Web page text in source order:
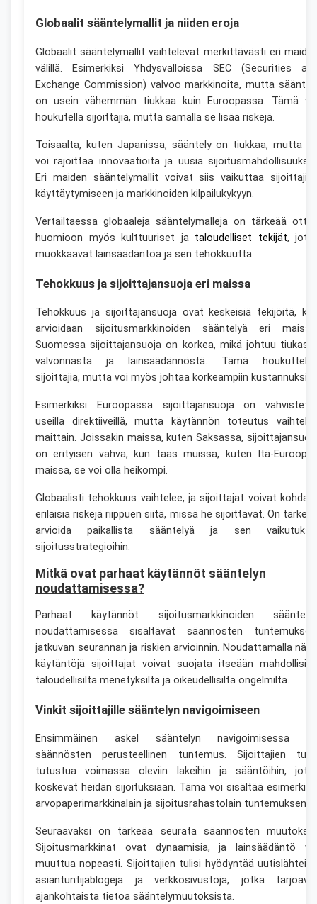
Globaalit sääntelymallit ja niiden eroja
Globaalit sääntelymallit vaihtelevat merkittävästi eri
välillä. Esimerkiksi Yhdysvalloissa SEC (Securities
Exchange Commission) valvoo markkinoita, mutta
on usein vähemmän tiukkaa kuin Euroopassa. Tämä
houkutella sijoittajia, mutta samalla se lisää riskejä.
Toisaalta, kuten Japanissa, sääntely on tiukkaa, mutta
voi rajoittaa innovaatioita ja uusia
Eri maiden sääntelymallit voivat siis vaikuttaa
käyttäytymiseen ja markkinoiden kilpailukykyyn.
Vertailtaessa globaaleja sääntelymalleja on tärkeää
huomioon myös kulttuuriset ja taloudelliset tekijät,
muokkaavat lainsäädäntöä ja sen tehokkuutta.
Tehokkuus ja sijoittajansuoja eri maissa
Tehokkuus ja sijoittajansuoja ovat keskeisiä tekijöitä,
arvioidaan sijoitusmarkkinoiden sääntelyä eri
Suomessa sijoittajansuoja on korkea, mikä johtuu
valvonnasta ja lainsäädännöstä. Tämä
sijoittajia, mutta voi myös johtaa korkeampiin kustannuksiin.
Esimerkiksi Euroopassa sijoittajansuoja on
useilla direktiiveillä, mutta käytännön toteutus
maittain. Joissakin maissa, kuten Saksassa,
on erityisen vahva, kun taas muissa, kuten Itä-
maissa, se voi olla heikompi.
Globaalisti tehokkuus vaihtelee, ja sijoittajat voivat
erilaisia riskejä riippuen siitä, missä he sijoittavat. On
arvioida paikallista sääntelyä ja sen
sijoitusstrategioihin.
Mitkä ovat parhaat käytännöt sääntelyn
noudattamisessa?
Parhaat käytännöt sijoitusmarkkinoiden
noudattamisessa sisältävät säännösten
jatkuvan seurannan ja riskien arvioinnin. Noudattamalla
käytäntöjä sijoittajat voivat suojata itseään
taloudellisilta menetyksiltä ja oikeudellisilta ongelmilta.
Vinkit sijoittajille sääntelyn navigoimiseen
Ensimmäinen askel sääntelyn navigoimisessa
säännösten perusteellinen tuntemus. Sijoittajien
tutustua voimassa oleviin lakeihin ja sääntöihin,
koskevat heidän sijoituksiaan. Tämä voi sisältää
arvopaperimarkkinalain ja sijoitusrahastolain tuntemuksen.
Seuraavaksi on tärkeää seurata säännösten
Sijoitusmarkkinat ovat dynaamisia, ja lainsäädäntö
muuttua nopeasti. Sijoittajien tulisi hyödyntää
asiantuntijablogeja ja verkkosivustoja, jotka
ajankohtaista tietoa sääntelymuutoksista.